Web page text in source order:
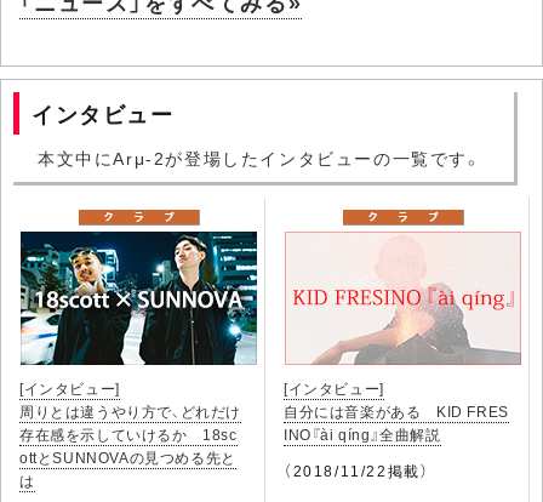
インタビュー
本文中にArμ-2が登場したインタビューの一覧です。
[インタビュー]
周りとは違うやり方で、どれだけ
存在感を示していけるか 18sc
ottとSUNNOVAの見つめる先と
は
[インタビュー]
自分には音楽がある KID FRES
INO『ài qíng』全曲解説
（2018/11/22掲載）